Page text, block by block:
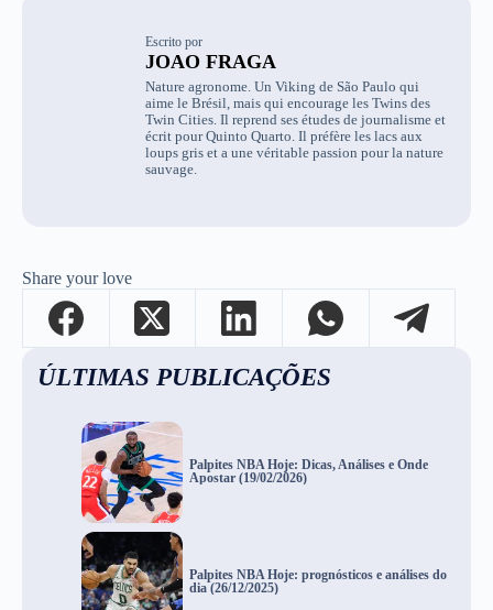
Escrito por
JOAO FRAGA
Nature agronome. Un Viking de São Paulo qui
aime le Brésil, mais qui encourage les Twins des
Twin Cities. Il reprend ses études de journalisme et
écrit pour Quinto Quarto. Il préfère les lacs aux
loups gris et a une véritable passion pour la nature
sauvage.
Share your love
ÚLTIMAS PUBLICAÇÕES
Palpites NBA Hoje: Dicas, Análises e Onde
Apostar (19/02/2026)
Palpites NBA Hoje: prognósticos e análises do
dia (26/12/2025)